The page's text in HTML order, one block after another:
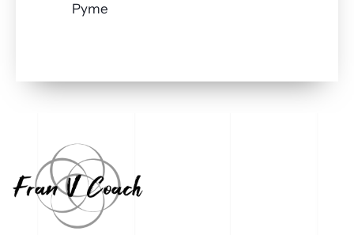
Pyme